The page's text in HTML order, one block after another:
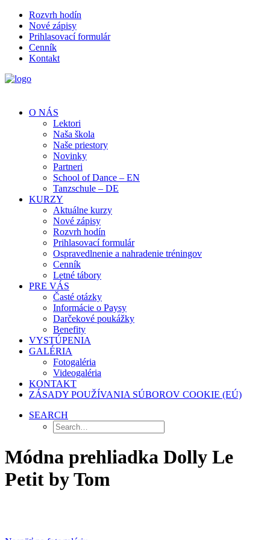
Rozvrh hodín
Nové zápisy
Prihlasovací formulár
Cenník
Kontakt
O NÁS
Lektori
Naša škola
Naše priestory
Novinky
Partneri
School of Dance – EN
Tanzschule – DE
KURZY
Aktuálne kurzy
Nové zápisy
Rozvrh hodín
Prihlasovací formulár
Ospravedlnenie a nahradenie tréningov
Cenník
Letné tábory
PRE VÁS
Časté otázky
Informácie o Paysy
Darčekové poukážky
Benefity
VYSTÚPENIA
GALÉRIA
Fotogaléria
Videogaléria
KONTAKT
ZÁSADY POUŽÍVANIA SÚBOROV COOKIE (EÚ)
SEARCH
Módna prehliadka Dolly Le
Petit by Tom